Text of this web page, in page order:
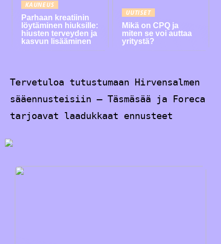
KAUNEUS
Parhaan kreatiinin
löytäminen hiuksille:
hiusten terveyden ja
kasvun lisääminen
UUTISET
Mikä on CPQ ja
miten se voi auttaa
yritystä?
Tervetuloa tutustumaan Hirvensalmen
sääennusteisiin – Täsmäsää ja Foreca
tarjoavat laadukkaat ennusteet